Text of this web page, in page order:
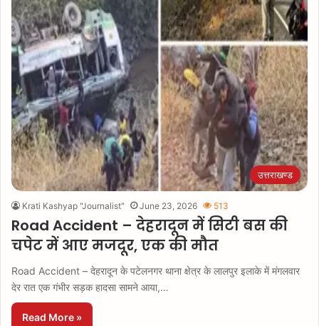
उत्तराखण्ड
Krati Kashyap "Journalist" June 23, 2026 513
Road Accident – देहरादून में सिटी बस की
चपेट में आए मजदूर, एक की मौत
Road Accident – देहरादून के पटेलनगर थाना क्षेत्र के लालपुर इलाके में मंगलवार
देर रात एक गंभीर सड़क हादसा सामने आया,…
Read More »